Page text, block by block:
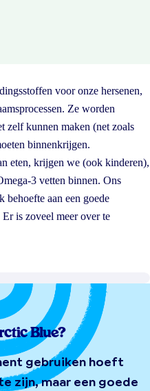
voor onze hersenen,
Ze worden
zelf kunnen maken (net zoals
binnenkrijgen.
eten, krijgen we (ook kinderen),
3 vetten binnen. Ons
behoefte aan een goede
is zoveel meer over te
Blue?
gebruiken hoeft
zijn, maar een goede